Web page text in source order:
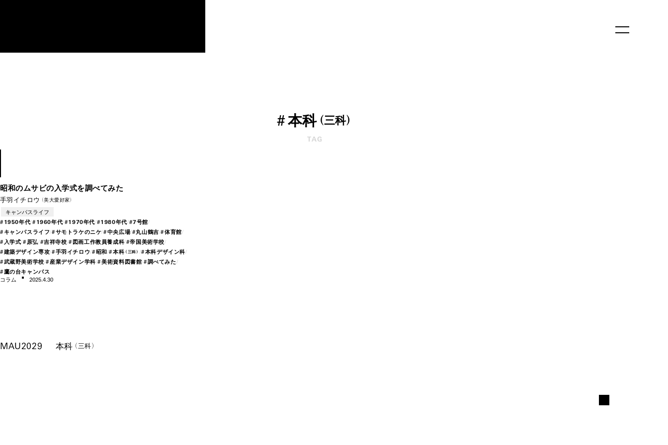
#本科（三科）
TAG
昭和のムサビの入学式を調べてみた
手羽イチロウ （美大愛好家）
キャンパスライフ
#1950年代 #1960年代 #1970年代 #1980年代 #7号館
#キャンパスライフ #サモトラケのニケ #中央広場 #丸山鶴吉 #体育館
# 入学式 #原弘 #吉祥寺校 # 図画工作教員養成科 #帝国美術学校
#建築デザイン専攻 #手羽イチロウ #昭和 #本科 （三科） #本科デザイン科
#武蔵野美術学校 #産業デザイン学科 #美術資料図書館 #調べてみた
# 鷹の台キャンパス
コラム
2025.4.30
MAU2029 本科 （三科）